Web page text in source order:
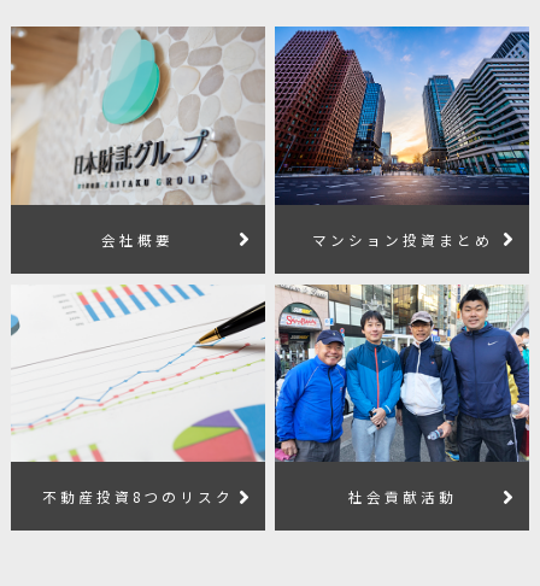
会社概要 マンション投資まとめ
不動産投資8つのリスク 社会貢献活動